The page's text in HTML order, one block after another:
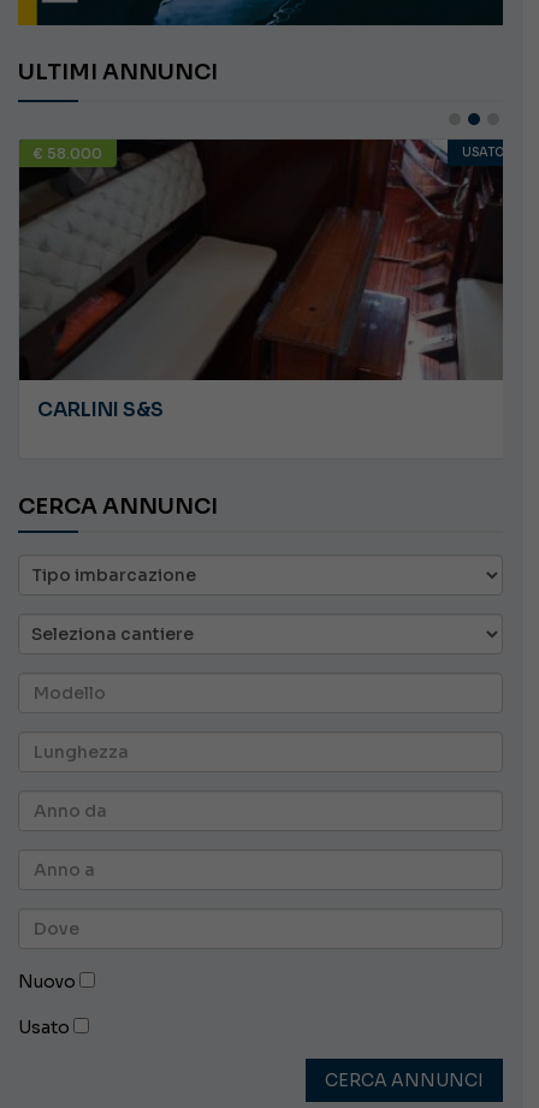
ULTIMI ANNUNCI
€ 58.000 USATO
CARLINI S&S
CERCA ANNUNCI
Nuovo
Usato
CERCA ANNUNCI